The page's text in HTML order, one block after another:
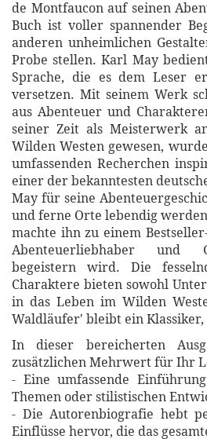
de Montfaucon auf seinen
Buch ist voller spannender
anderen unheimlichen
Probe stellen. Karl May
Sprache, die es dem Leser
versetzen. Mit seinem Werk
aus Abenteuer und
seiner Zeit als Meisterwerk
Wilden Westen gewesen,
umfassenden Recherchen
einer der bekanntesten
May für seine
und ferne Orte lebendig
machte ihn zu einem
Abenteuerliebhaber und
begeistern wird. Die
Charaktere bieten sowohl
in das Leben im Wilden
Waldläufer' bleibt ein
In dieser bereicherten
zusätzlichen Mehrwert für Ihr
- Eine umfassende
Themen oder stilistischen
- Die Autorenbiografie hebt
Einflüsse hervor, die das